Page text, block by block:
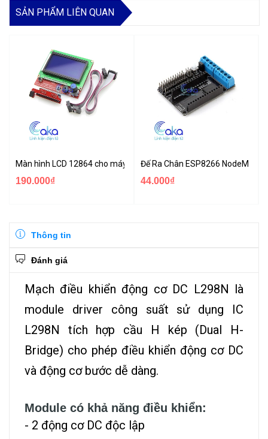
SẢN PHẨM LIÊN QUAN
Màn hình LCD 12864 cho máy CNC, in 3D
190.000₫
Đế Ra Chân ESP8266 NodeMCU
44.000₫
Thông tin
Đánh giá
Mạch điều khiển động cơ DC L298N là
module driver công suất sử dụng IC
L298N tích hợp cầu H kép (Dual H-
Bridge) cho phép điều khiển động cơ DC
và động cơ bước dễ dàng.
Module có khả năng điều khiển:
- 2 động cơ DC độc lập